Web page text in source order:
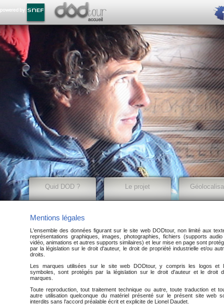
Quid DOD ? Le projet
Mentions légales
L'ensemble des données figurant sur le site web DODtour, non limité aux
représentations graphiques, images, photographies, fichiers (supports
vidéo, animations et autres supports similaires) et leur mise en page sont
par la législation sur le droit d'auteur, le droit de propriété industrielle et/ou
droits.
Les marques utilisées sur le site web DODtour, y compris les logos et
symboles, sont protégés par la législation sur le droit d'auteur et le droit
marques.
Toute reproduction, tout traitement technique ou autre, toute traduction et
autre utilisation quelconque du matériel présenté sur le présent site web
interdits sans l'accord préalable écrit et explicite de Lionel Daudet.